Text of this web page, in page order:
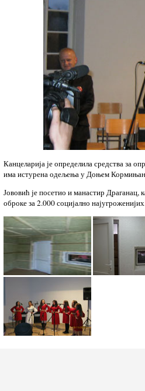
Канцеларија је определила средства за
има истурена одељења у Доњем
Јововић је посетио и манастир Драганац,
оброке за 2.000 социјално